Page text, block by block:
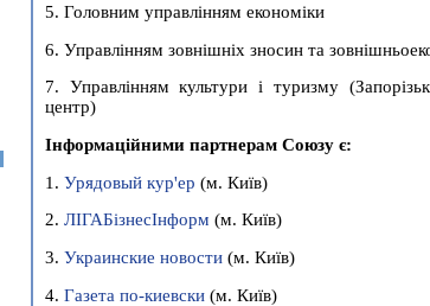
5. Головним управлінням економіки
6. Управлінням зовнішніх зносин та
7.
Управлінням культури і туризму
центр)
Інформаційними партнерам Союзу є:
1. Урядовый кур'ер (м. Київ)
2. ЛIГАБiзнесIнформ (м. Київ)
3. Украинские новости (м. Київ)
4. Газета по-киевски (м. Київ)